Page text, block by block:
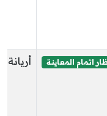
اتمام المعاينة أريانة